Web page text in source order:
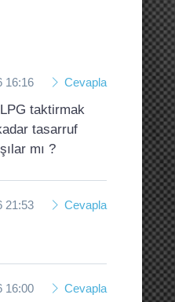
16:16 Cevapla
taktirmak
tasarruf
mı ?
21:53 Cevapla
16:00 Cevapla